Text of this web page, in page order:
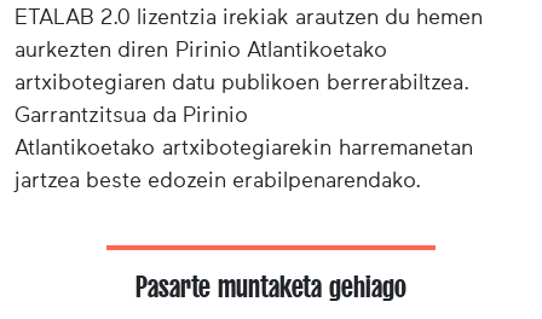
ETALAB 2.0 lizentzia irekiak arautzen du hemen
aurkezten diren Pirinio Atlantikoetako
artxibotegiaren datu publikoen berrerabiltzea.
Garrantzitsua da Pirinio
Atlantikoetako artxibotegiarekin harremanetan
jartzea beste edozein erabilpenarendako.
Pasarte muntaketa gehiago